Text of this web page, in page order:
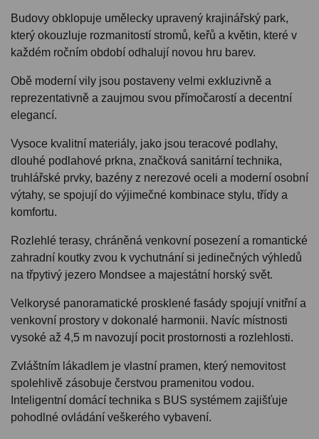
Budovy obklopuje umělecky upravený krajinářský park,
který okouzluje rozmanitostí stromů, keřů a květin, které v
každém ročním období odhalují novou hru barev.
Obě moderní vily jsou postaveny velmi exkluzivně a
reprezentativně a zaujmou svou přímočarostí a decentní
elegancí.
Vysoce kvalitní materiály, jako jsou teracové podlahy,
dlouhé podlahové prkna, značková sanitární technika,
truhlářské prvky, bazény z nerezové oceli a moderní osobní
výtahy, se spojují do výjimečné kombinace stylu, třídy a
komfortu.
Rozlehlé terasy, chráněná venkovní posezení a romantické
zahradní koutky zvou k vychutnání si jedinečných výhledů
na třpytivý jezero Mondsee a majestátní horský svět.
Velkorysé panoramatické prosklené fasády spojují vnitřní a
venkovní prostory v dokonalé harmonii. Navíc místnosti
vysoké až 4,5 m navozují pocit prostornosti a rozlehlosti.
Zvláštním lákadlem je vlastní pramen, který nemovitost
spolehlivě zásobuje čerstvou pramenitou vodou.
Inteligentní domácí technika s BUS systémem zajišťuje
pohodlné ovládání veškerého vybavení.